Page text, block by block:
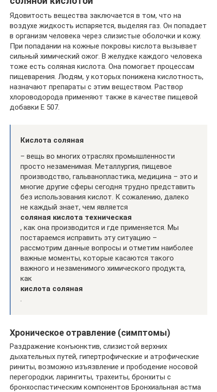
Ядовитость вещества заключается в том, что на
воздухе жидкость испаряется, выделяя газ. Он попадает
в организм человека через слизистые оболочки и кожу.
При попадании на кожные покровы кислота вызывает
сильный химический ожог. В желудке каждого человека
тоже есть соляная кислота. Она помогает процессам
пищеварения. Людям, у которых понижена кислотность,
назначают препараты с этим веществом. Раствор
хлороводорода применяют также в качестве пищевой
добавки Е 507.
Кислота соляная
– вещь во многих отраслях промышленности
просто незаменимая. Металлургия, пищевое
производство, гальванопластика, медицина – это и
многие другие сферы сегодня трудно представить
без использования кислот. К сожалению, далеко
не каждый знает, чем является
соляная кислота техническая
, как она производится и где применяется. Мы
постараемся исправить эту ситуацию –
рассмотрим данные вопросы и отметим наиболее
важные моменты, которые касаются такого
важного и незаменимого химического продукта,
как
кислота соляная
Хроническое отравление (симптомы)
Раздражение конъюнктив, слизистой верхних
дыхательных путей, гипертрофические и атрофические
риниты, возможно изъязвление и прободение носовой
перегородки; ларингиты, трахеиты, бронхиты с
бронхоспастическим компонентов Бронхиальная астма